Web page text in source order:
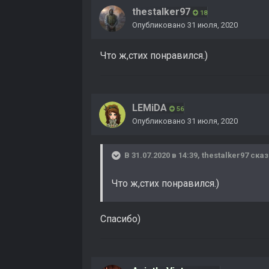
thestalker97 18
Опубликовано 31 июля, 2020
Что ж,стих понравился.)
LEMiDA 56
Опубликовано 31 июля, 2020
В 31.07.2020 в 14:39, thestalker97
Что ж,стих понравился.)
Спасибо)